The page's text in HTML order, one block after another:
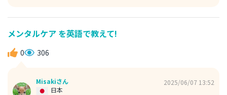
せたと思ってたんだけど。 B : I did, but the yo-yo effect
kicked in. うん、でもリバウンドして、全部戻っちゃった
よ。 thought : think（思う）の過去形 lost : lose（失う、
なくす）の過去形 kick in : 効き始める、影響が出始める
メンタルケア を英語で教えて!
0 306
Misakiさん
日本
2025/06/07 13:52